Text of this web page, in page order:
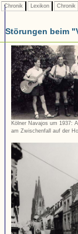
Chronik Lexikon Chronik
Störungen beim
Kölner Navajos um 1937:
am Zwischenfall auf der